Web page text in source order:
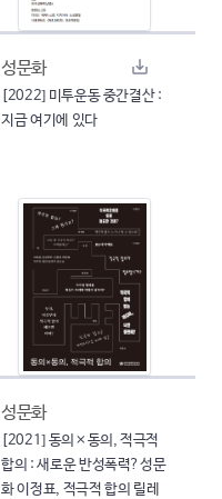
성문화
[2022] 미투운동 중간결산 :
지금 여기에 있다
성문화
[2021] 동의×동의, 적극적
합의 : 새로운 반성폭력?성문
화 이정표, 적극적 합의 릴레